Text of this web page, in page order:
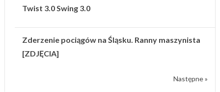
Twist 3.0 Swing 3.0
Zderzenie pociągów na Śląsku. Ranny maszynista
[ZDJĘCIA]
Następne »